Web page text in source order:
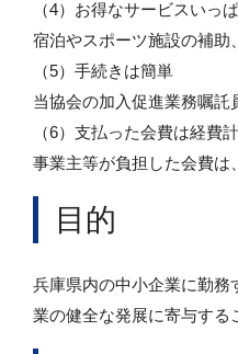
（4）お得なサービスいっ
宿泊やスポーツ施設の補助
（5）手続きは簡単
当協会の加入促進業務嘱託
（6）支払った会費は経費
事業主等が負担した会費は
目的
兵庫県内の中小企業に勤務
業の健全な発展に寄与する